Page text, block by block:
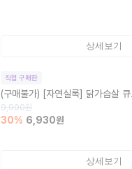
상세보기
직접 구매한
(구매불가) [자연실록] 닭가슴살
9,900원
30% 6,930원
상세보기